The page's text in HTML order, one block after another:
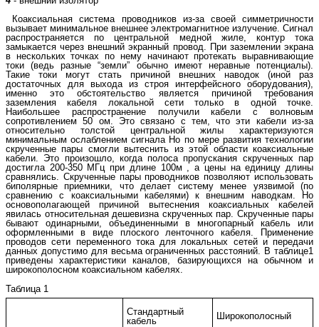
Коаксиальная система проводников из-за своей симметричности
вызывает минимальное внешнее электромагнитное излучение. Сигнал
распространяется по центральной медной жиле, контур тока
замыкается через внешний экранный провод. При заземлении экрана
в нескольких точках по нему начинают протекать выравнивающие
токи (ведь разные “земли” обычно имеют неравные потенциалы).
Такие токи могут стать причиной внешних наводок (иной раз
достаточных для выхода из строя интерфейсного оборудования),
именно это обстоятельство является причиной требования
заземления кабеля локальной сети только в одной точке.
Наибольшее распространение получили кабели с волновым
сопротивлением 50 ом. Это связано с тем, что эти кабели из-за
относительно толстой центральной жилы характеризуются
минимальным ослаблением сигнала Но по мере развития технологии
скрученные пары смогли вытеснить из этой области коаксиальные
кабели. Это произошло, когда полоса пропускания скрученных пар
достигла 200-350 МГц при длине 100м , а цены на единицу длины
сравнялись. Скрученные пары проводников позволяют использовать
биполярные приемники, что делает систему менее уязвимой (по
сравнению с коаксиальными кабелями) к внешним наводкам. Но
основополагающей причиной вытеснения коаксиальных кабелей
явилась относительная дешевизна скрученных пар. Скрученные пары
бывают одинарными, объединенными в многопарный кабель или
оформленными в виде плоского ленточного кабеля. Применение
проводов сети переменного тока для локальных сетей и передачи
данных допустимо для весьма ограниченных расстояний. В таблице1
приведены характеристики каналов, базирующихся на обычном и
широкополосном коаксиальном кабелях.
Таблица 1
Стандартный
кабель
Широкополосный